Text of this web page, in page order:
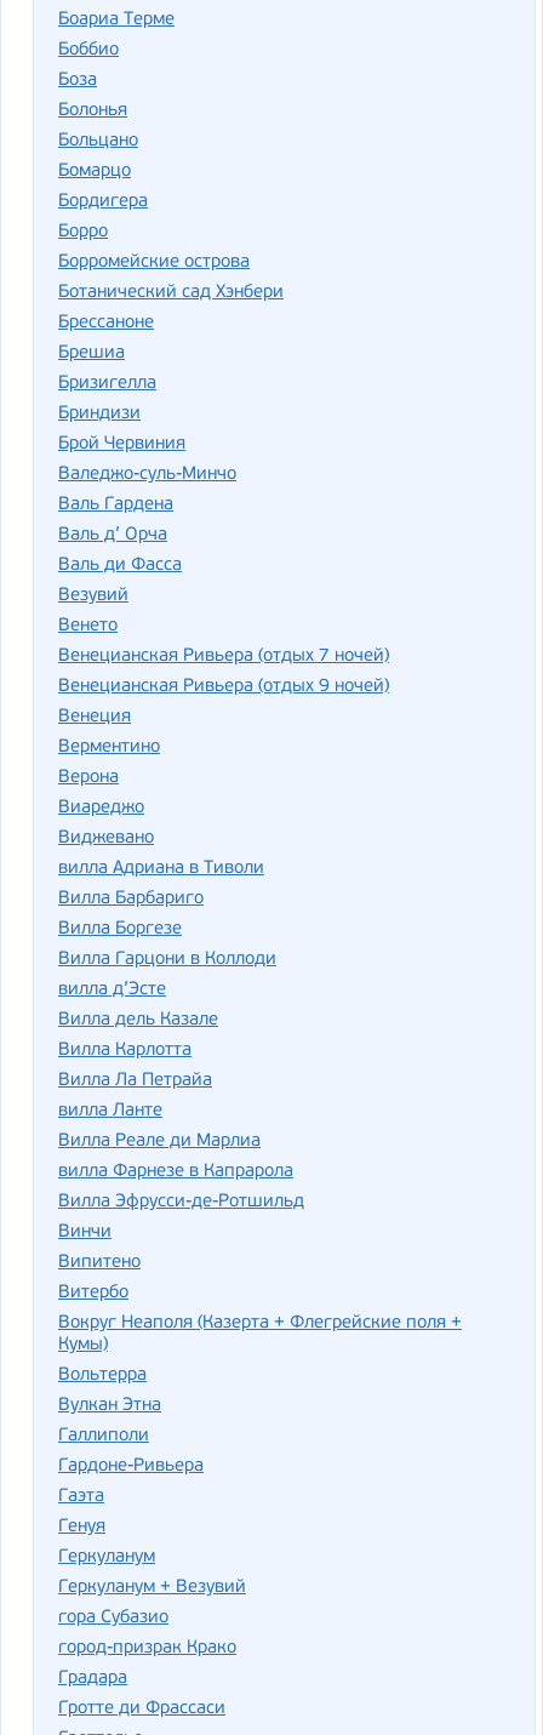
Боариа Терме
Боббио
Боза
Болонья
Больцано
Бомарцо
Бордигера
Борро
Борромейские острова
Ботанический сад Хэнбери
Брессаноне
Брешиа
Бризигелла
Бриндизи
Брой Червиния
Валеджо-суль-Минчо
Валь Гардена
Валь д’ Орча
Валь ди Фасса
Везувий
Венето
Венецианская Ривьера (отдых 7 ночей)
Венецианская Ривьера (отдых 9 ночей)
Венеция
Верментино
Верона
Виареджо
Виджевано
вилла Адриана в Тиволи
Вилла Барбариго
Вилла Боргезе
Вилла Гарцони в Коллоди
вилла д’Эсте
Вилла дель Казале
Вилла Карлотта
Вилла Ла Петрайа
вилла Ланте
Вилла Реале ди Марлиа
вилла Фарнезе в Капрарола
Вилла Эфрусси-де-Ротшильд
Винчи
Випитено
Витербо
Вокруг Неаполя (Казерта + Флегрейские поля +
Кумы)
Вольтерра
Вулкан Этна
Галлиполи
Гардоне-Ривьера
Гаэта
Генуя
Геркуланум
Геркуланум + Везувий
гора Субазио
город-призрак Крако
Градара
Гротте ди Фрассаси